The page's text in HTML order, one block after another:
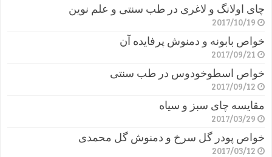
چای اولانگ و لاغری در طب سنتی و علم نوین
2017/10/19
خواص بابونه و دمنوش پرفایده آن
2017/09/21
خواص اسطوخودوس در طب سنتی
2017/09/12
مقایسه چای سبز و سیاه
2017/03/29
خواص پودر گل سرخ و دمنوش گل محمدی
2017/03/12